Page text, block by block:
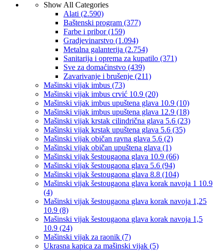
Show All Categories
Alati (2.590)
Baštenski program (377)
Farbe i pribor(159)
Gradjevinarstvo (1.094)
Metalna galanterija (2.754)
Sanitarija i oprema za kupatilo (371)
Sve za domaćinstvo (439)
Zavarivanje i brušenje (211)
Mašinski vijak imbus (73)
Mašinski vijak imbus crvić 10.9 (20)
Mašinski vijak imbus upuštena glava 10.9 (10)
Mašinski vijak imbus upuštena glava 12.9 (18)
Mašinski vijak krstak cilindrična glava 5.6 (23)
Mašinski vijak krstak upuštena glava 5.6 (35)
Mašinski vijak običan ravna glava 5.6 (2)
Mašinski vijak običan upuštena glava (1)
Mašinski vijak šestougaona glava 10.9 (66)
Mašinski vijak šestougaona glava 5.6 (94)
Mašinski vijak šestougaona glava 8.8 (104)
Mašinski vijak šestougaona glava korak navoja 1 10.9
(4)
Mašinski vijak šestougaona glava korak navoja 1,25
10.9 (8)
Mašinski vijak šestougaona glava korak navoja 1,5
10.9 (24)
Mašinski vijak za raonik (7)
Ukrasna kapica za mašinski vijak (5)